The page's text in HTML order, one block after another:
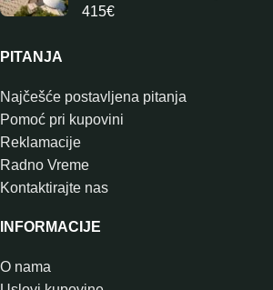
415€
PITANJA
Najčešće postavljena pitanja
Pomoć pri kupovini
Reklamacije
Radno Vreme
Kontaktirajte nas
INFORMACIJE
O nama